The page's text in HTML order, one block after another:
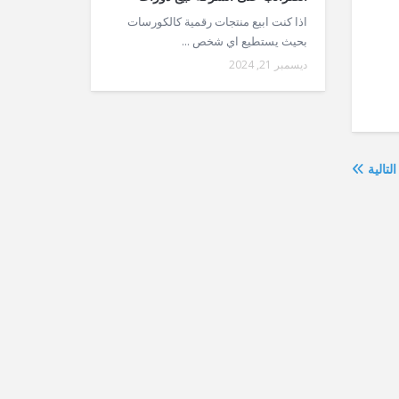
اذا كنت ابيع منتجات رقمية كالكورسات
بحيث يستطيع اي شخص ...
ديسمبر 21, 2024